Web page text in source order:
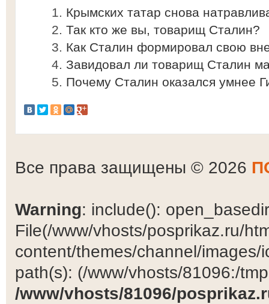
Крымских татар снова
Так кто же вы, товарищ Сталин?
Как Сталин формировал свою
Завидовал ли товарищ Сталин
Почему Сталин оказался умнее
Все права защищены © 2026
Warning: include():
File(/www/vhosts/posprikaz.ru/
content/themes/channel/
path(s): (/www/vhosts/81096:/
/www/vhosts/81096/